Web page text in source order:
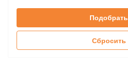
Подобрать
Сбросить